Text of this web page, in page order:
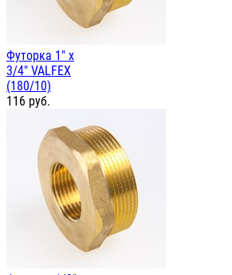
Футорка 1" х
3/4" VALFEX
(180/10)
116 руб.